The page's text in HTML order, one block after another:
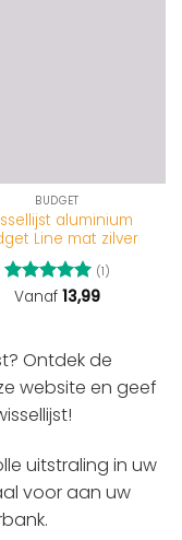
BUDGET
aluminium
Line mat zilver
Gewaardeerd
(1)
Vanaf 13,99
Ontdek de
website en geef
uitstraling in uw
voor aan uw